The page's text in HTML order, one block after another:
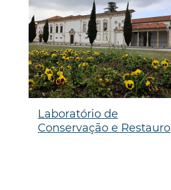
Laboratório de
Conservação e Restauro